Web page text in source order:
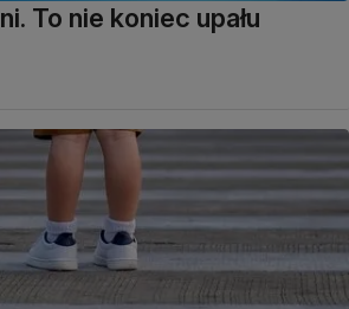
To nie koniec upału